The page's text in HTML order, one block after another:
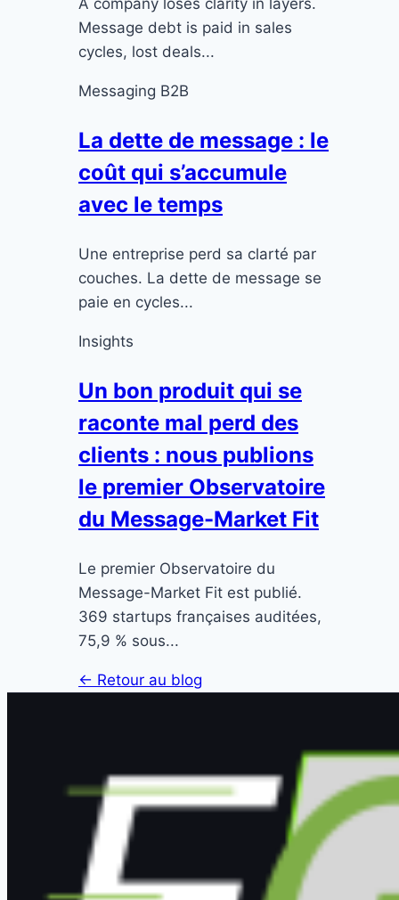
Message debt is paid in sales
cycles, lost deals...
Messaging B2B
La dette de message : le
coût qui s’accumule
avec le temps
Une entreprise perd sa clarté par
couches. La dette de message se
paie en cycles...
Insights
Un bon produit qui se
raconte mal perd des
clients : nous publions
le premier Observatoire
du Message-Market Fit
Le premier Observatoire du
Message-Market Fit est publié.
369 startups françaises auditées,
75,9 % sous...
← Retour au blog